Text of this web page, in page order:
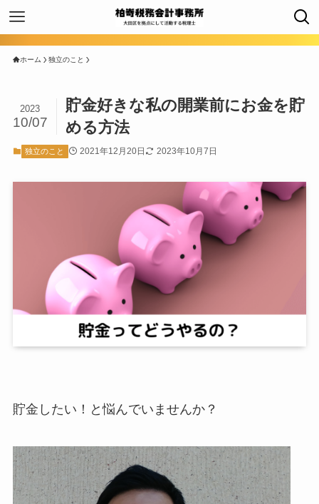
ホーム 独立のこと
貯金好きな私の開業前にお金を貯
める方法
2023
10/07
独立のこと 2021年12月20日 2023年10月7日
貯金したい！と悩んでいませんか？